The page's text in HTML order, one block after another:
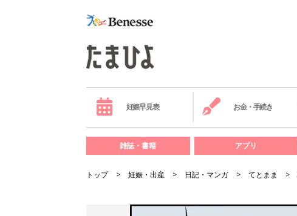
妊娠早見表 お金・手続き
雑誌・書籍 アプリ
トップ 妊娠・出産 日記・マンガ てとまま